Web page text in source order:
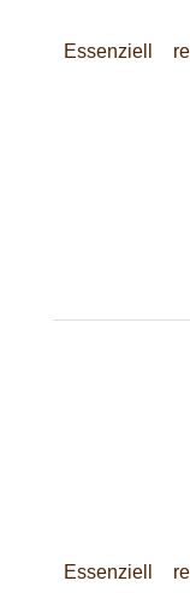
Essenziell
Essenziell